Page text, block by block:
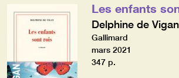
Les enfants
Delphine de Vigan
Gallimard
mars 2021
347 p.